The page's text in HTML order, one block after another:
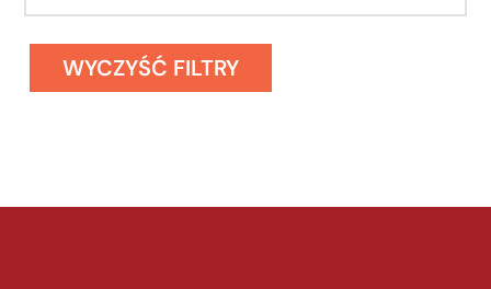
WYCZYŚĆ FILTRY